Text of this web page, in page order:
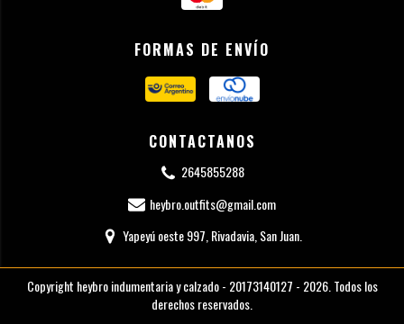
FORMAS DE ENVÍO
CONTACTANOS
2645855288
heybro.outfits@gmail.com
Yapeyú oeste 997, Rivadavia, San Juan.
Copyright heybro indumentaria y calzado - 20173140127 - 2026. Todos los
derechos reservados.